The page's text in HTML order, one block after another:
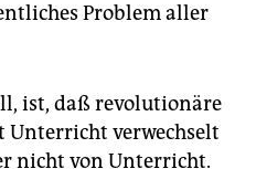
Problem aller
ist, daß revolutionäre
verwechselt
nicht von Unterricht.